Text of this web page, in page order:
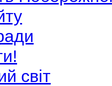
світ